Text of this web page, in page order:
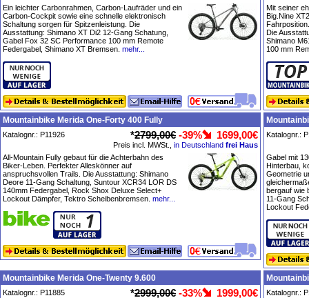
Ein leichter Carbonrahmen, Carbon-Laufräder und ein
Carbon-Cockpit sowie eine schnelle elektronisch
Schaltung sorgen für Spitzenleistung. Die
Ausstattung: Shimano XT Di2 12-Gang Schatung,
Gabel Fox 32 SC Performance 100 mm Remote
Federgabel, Shimano XT Bremsen. mehr...
Mit seiner
Big.Nine
Die
Shimano
100 mm
Mountainbike Merida One-Forty 400 Fully
Katalognr.: P11926 *2799,00€ -39% 1699,00€
Preis incl. MWSt., in Deutschland frei Haus
All-Mountain Fully gebaut für die Achterbahn des
Biker-Leben. Perfekter Alleskönner auf
anspruchsvollen Trails. Die Ausstattung: Shimano
Deore 11-Gang Schaltung, Suntour XCR34 LOR DS
140mm Federgabel, Rock Shox Deluxe Select+
Lockout Dämpfer, Tektro Scheibenbremsen. mehr...
Katalognr.:
Gabel mit
Hinterbau,
Geometrie
bergauf wie
11-Gang
Lockout
Mountainbike Merida One-Twenty 9.600
Katalognr.: P11885 *2999,00€ -33% 1999,00€ Katalognr.: